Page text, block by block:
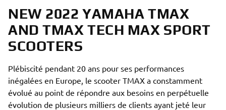
NEW 2022 YAMAHA TMAX
AND TMAX TECH MAX SPORT
SCOOTERS
Plébiscité pendant 20 ans pour ses performances
inégalées en Europe, le scooter TMAX a constamment
évolué au point de répondre aux besoins en perpétuelle
évolution de plusieurs milliers de clients ayant jeté leur